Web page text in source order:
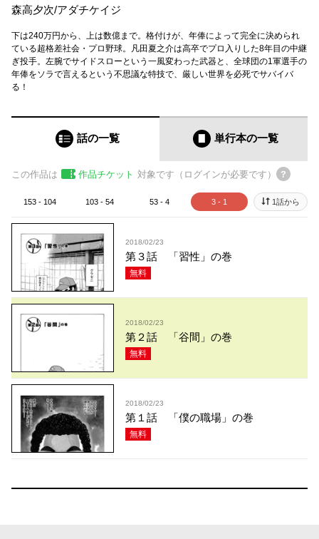
森高夕次/アダチケイジ
下は240万円から、上は数億まで。格付けが、年俸によって完全に決められ
ている超格差社会・プロ野球。凡田夏之介は高卒でプロ入りした8年目の中継
ぎ投手。左腕でサイドスローという一風変わった武器と、全球団の1軍選手の
年俸をソラで言えるという不思議な特技で、厳しい世界を必死でサバイバ
る！
話の一覧 単行本の一覧
この作品は 作品チケット 対象です（ログインが必要です）
153 - 104 103 - 54 53 - 4 3 - 1 1話から
2018/02/23
第３話 「習性」の巻
無料
2018/02/23
第２話 「谷間」の巻
無料
2018/02/23
第１話 「僕の職場」の巻
無料